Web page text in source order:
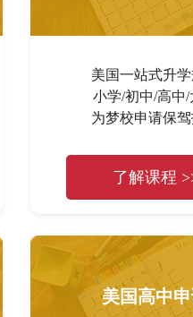
美国一站式升学
小学/初中/高中/
为梦校申请保
了解课程
美国高中